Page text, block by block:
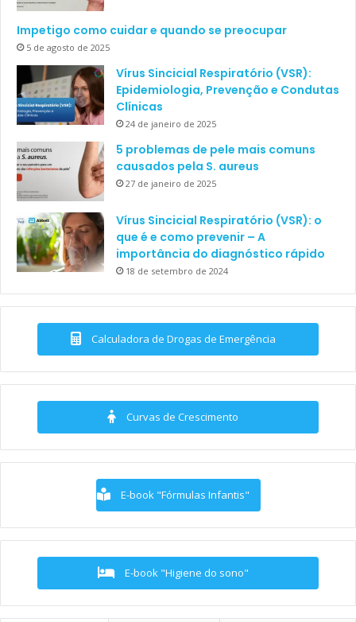
Impetigo como cuidar e quando se preocupar
5 de agosto de 2025
Vírus Sincicial Respiratório (VSR):
Epidemiologia, Prevenção e Condutas
Clínicas
24 de janeiro de 2025
5 problemas de pele mais comuns
causados pela S. aureus
27 de janeiro de 2025
Vírus Sincicial Respiratório (VSR): o
que é e como prevenir – A
importância do diagnóstico rápido
18 de setembro de 2024
Calculadora de Drogas de Emergência
Curvas de Crescimento
E-book "Fórmulas Infantis"
E-book "Higiene do sono"